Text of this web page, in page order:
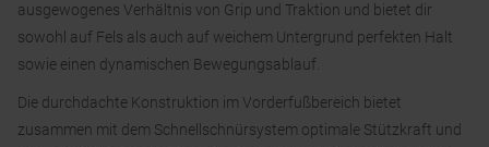
ausgewogenes Verhältnis von Grip und Traktion und bietet dir
sowohl auf Fels als auch auf weichem Untergrund perfekten Halt
sowie einen dynamischen Bewegungsablauf.
Die durchdachte Konstruktion im Vorderfußbereich bietet
zusammen mit dem Schnellschnürsystem optimale Stützkraft und